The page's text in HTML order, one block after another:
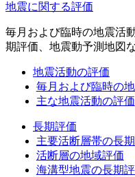
地震に関する評価
毎月および臨時の地震活
期評価、地震動予測地図な
地震活動の評価
毎月および臨時の
主な地震活動の評価
長期評価
主要活断層帯の長
活断層の地域評価
海溝型地震の長期